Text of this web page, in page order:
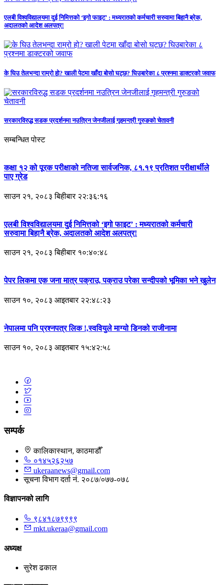
एलबी विश्वविद्यालयमा दुई निमित्तको ‘इगो फाइट’ : मध्यरातको कर्मचारी सरुवामा बिहानै ब्रेक,
अदालतको आदेश अलपत्र!
के घिउ तेलभन्दा राम्रो हो? खाली पेटमा खाँदा बोसो घट्छ? घिउबारेका ८ प्रश्नमा डाक्टरको जवाफ
सरकारविरुद्ध सडक प्रदर्शनमा नउत्रिन जेनजीलाई गृहमन्त्री गुरुङको चेतावनी
सम्बन्धित पोस्ट
कक्षा १२ को पूरक परीक्षाको नतिजा सार्वजनिक, ८१.१९ प्रतिशत परीक्षार्थीले
पाए ग्रेड
साउन २१, २०८३ बिहीबार २२:३६:१६
एलबी विश्वविद्यालयमा दुई निमित्तको ‘इगो फाइट’ : मध्यरातको कर्मचारी
सरुवामा बिहानै ब्रेक, अदालतको आदेश अलपत्र!
साउन २१, २०८३ बिहीबार १०:४०:४८
पेपर लिकमा एक जना मात्र पक्राउ, पक्राउ परेका सन्दीपको भूमिका भने खुलेन
साउन १०, २०८३ आइतबार २२:४८:२३
नेपालमा पनि प्रश्नपत्र लिक !,स्ववियुले माग्यो डिनको राजीनामा
साउन १०, २०८३ आइतबार १५:४२:५८
सम्पर्क
कालिकास्थान, काठमाडौँ
०१४५२६२५७
ukeraanews@gmail.com
सूचना विभाग दर्ता नं. २०८७/०७७-०७८
विज्ञापनको लागि
९८४१८७९९९९
mkt.ukeraa@gmail.com
अध्यक्ष
सुरेश ढकाल